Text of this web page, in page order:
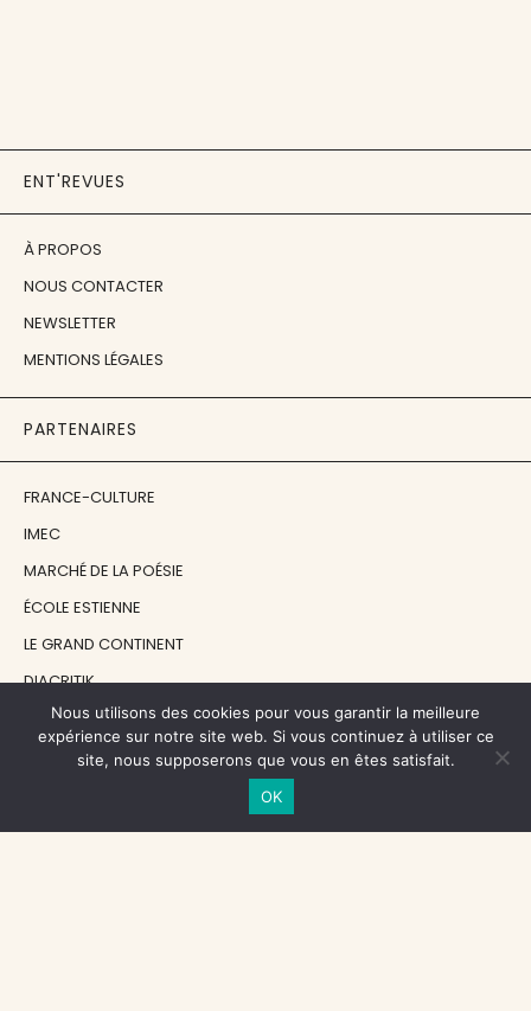
ENT'REVUES
À PROPOS
NOUS CONTACTER
NEWSLETTER
MENTIONS LÉGALES
PARTENAIRES
FRANCE-CULTURE
IMEC
MARCHÉ DE LA POÉSIE
ÉCOLE ESTIENNE
LE GRAND CONTINENT
DIACRITIK
EN ATTENDANT NADEAU
Nous utilisons des cookies pour vous garantir la meilleure
expérience sur notre site web. Si vous continuez à utiliser ce
site, nous supposerons que vous en êtes satisfait.
OK